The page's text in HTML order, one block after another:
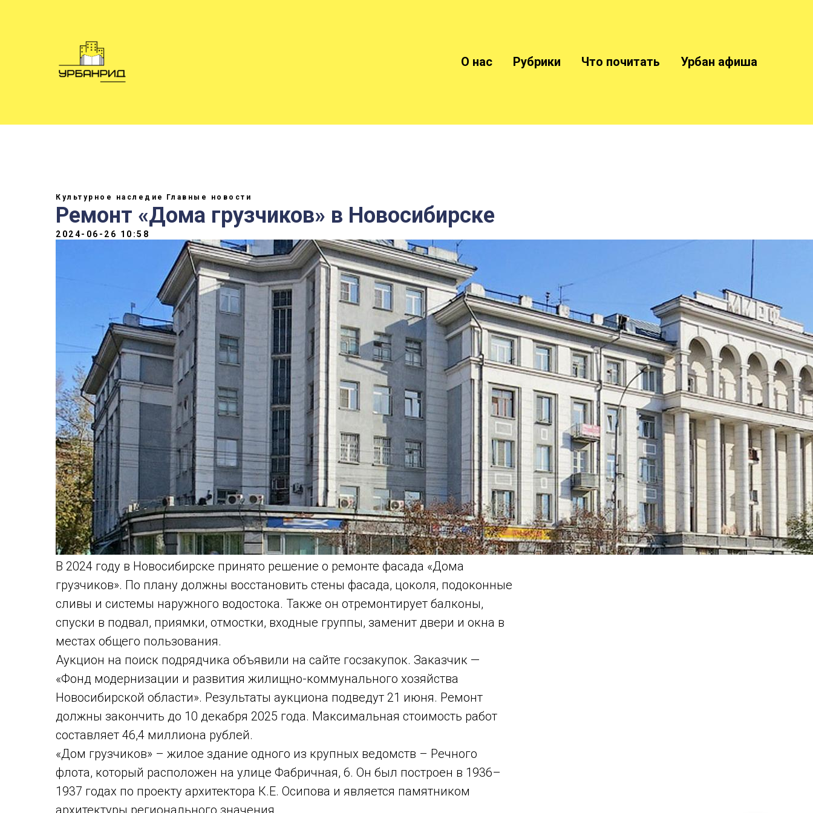
О нас Рубрики Что почитать Урбан афиша
Культурное наследие Главные новости
Ремонт «Дома грузчиков» в Новосибирске
2024-06-26 10:58
В 2024 году в Новосибирске принято решение о ремонте фасада «Дома
грузчиков». По плану должны восстановить стены фасада, цоколя, подоконные
сливы и системы наружного водостока. Также он отремонтирует балконы,
спуски в подвал, приямки, отмостки, входные группы, заменит двери и окна в
местах общего пользования.
Аукцион на поиск подрядчика объявили на сайте госзакупок. Заказчик —
«Фонд модернизации и развития жилищно-коммунального хозяйства
Новосибирской области». Результаты аукциона подведут 21 июня. Ремонт
должны закончить до 10 декабря 2025 года. Максимальная стоимость работ
составляет 46,4 миллиона рублей.
«Дом грузчиков» – жилое здание одного из крупных ведомств – Речного
флота, который расположен на улице Фабричная, 6. Он был построен в 1936–
1937 годах по проекту архитектора К.Е. Осипова и является памятником
архитектуры регионального значения.